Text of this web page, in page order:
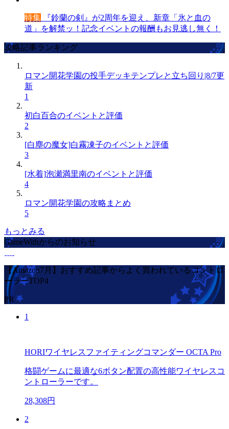
特集 『鈴蘭の剣』が2周年を迎え、新章「氷と血の
道」を解禁ッ！記念イベントの報酬もお見逃し無く！
攻略記事ランキング
ロマン開花学園の投手デッキテンプレと立ち回り|8/7更
新
1
初白百合のイベントと評価
2
[白塵の魔女]白霧凍子のイベントと評価
3
[水着]泡瀬満里南のイベントと評価
4
ロマン開花学園の攻略まとめ
5
もっとみる
GameWithからのお知らせ
【Amazon7月】おすすめ記事からよく買われているコントロ
ーラーTOP4
PR
1
HORIワイヤレスファイティングコマンダー OCTA Pro
格闘ゲームに最適な6ボタン配置の高性能ワイヤレスコ
ントローラーです。
28,308円
2